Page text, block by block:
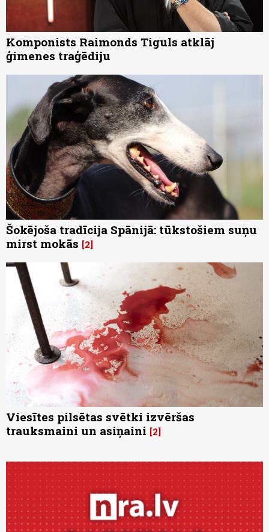
Komponists Raimonds Tiguls atklāj
ģimenes traģēdiju
Šokējoša tradīcija Spānijā: tūkstošiem suņu
mirst mokās 2
Viesītes pilsētas svētki izvēršas
trauksmaini un asiņaini 2